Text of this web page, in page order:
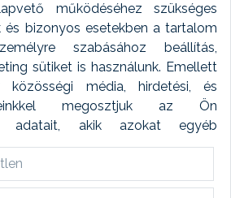
működéséhez szükséges
és bizonyos esetekben a tartalom
szabásához beállítás,
sütiket is használunk. Emellett
közösségi média, hirdetési, és
megosztjuk az Ön
adatait, akik azokat egyéb
adatokkal kombinálhatják. A sütik
naplózást végzünk és
után automatikusan töröljük. A
extra modul
modul